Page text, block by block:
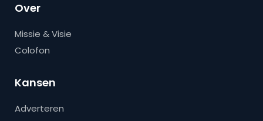
Over
Missie & Visie
Colofon
Kansen
Adverteren